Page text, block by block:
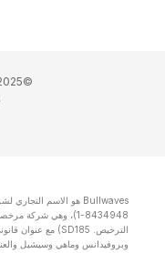
©2025 حقوق بولوافز محفوظة.